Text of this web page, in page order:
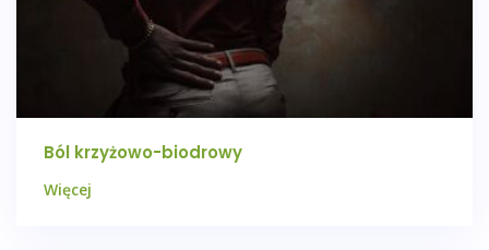
Ból krzyżowo-biodrowy
Więcej